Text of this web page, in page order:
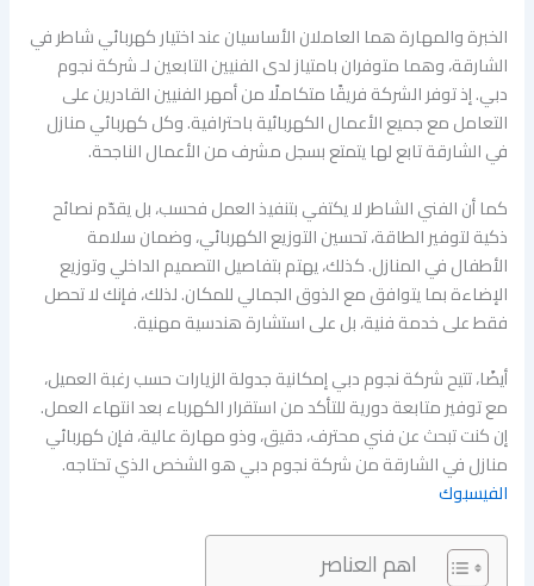
الخبرة والمهارة هما العاملان الأساسيان عند اختيار كهربائي شاطر في
الشارقة، وهما متوفران بامتياز لدى الفنيين التابعين لـ شركة نجوم
دبي. إذ توفر الشركة فريقًا متكاملًا من أمهر الفنيين القادرين على
التعامل مع جميع الأعمال الكهربائية باحترافية. وكل كهربائي منازل
في الشارقة تابع لها يتمتع بسجل مشرف من الأعمال الناجحة.
كما أن الفني الشاطر لا يكتفي بتنفيذ العمل فحسب، بل يقدّم نصائح
ذكية لتوفير الطاقة، تحسين التوزيع الكهربائي، وضمان سلامة
الأطفال في المنازل. كذلك، يهتم بتفاصيل التصميم الداخلي وتوزيع
الإضاءة بما يتوافق مع الذوق الجمالي للمكان. لذلك، فإنك لا تحصل
فقط على خدمة فنية، بل على استشارة هندسية مهنية.
أيضًا، تتيح شركة نجوم دبي إمكانية جدولة الزيارات حسب رغبة العميل،
مع توفير متابعة دورية للتأكد من استقرار الكهرباء بعد انتهاء العمل.
إن كنت تبحث عن فني محترف، دقيق، وذو مهارة عالية، فإن كهربائي
منازل في الشارقة من شركة نجوم دبي هو الشخص الذي تحتاجه.
الفيسبوك
اهم العناصر